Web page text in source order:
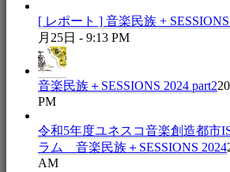
[ レポート ] 音楽民族 + SESSIONS
月25日 - 9:13 PM
音楽民族＋SESSIONS 2024 part2
PM
令和5年度ユネスコ音楽創造都市
ラム 音楽民族＋SESSIONS 2024
AM